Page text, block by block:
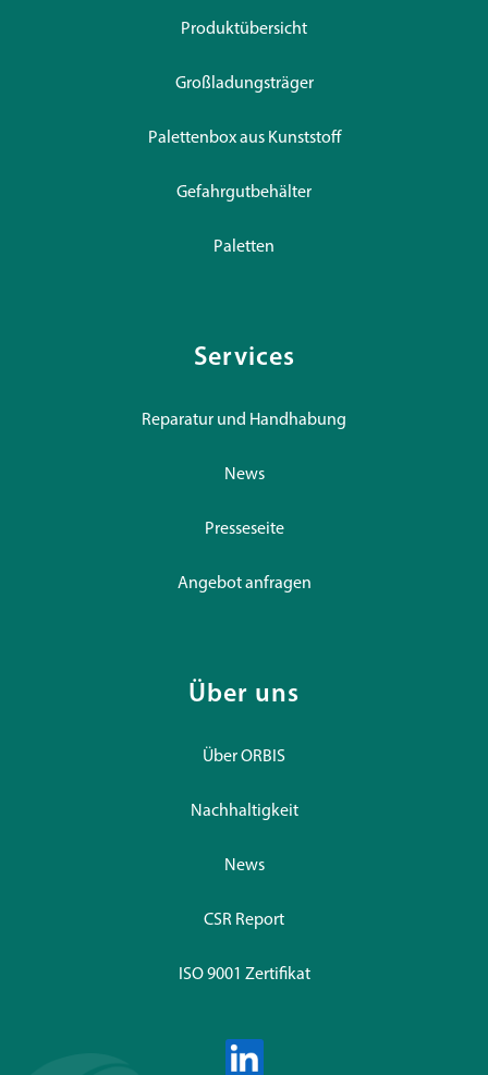
Produktübersicht
Großladungsträger
Palettenbox aus Kunststoff
Gefahrgutbehälter
Paletten
Services
Reparatur und Handhabung
News
Presseseite
Angebot anfragen
Über uns
Über ORBIS
Nachhaltigkeit
News
CSR Report
ISO 9001 Zertifikat